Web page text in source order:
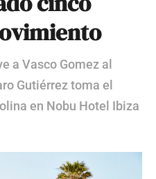
a Vasco Gomez al
Gutiérrez toma el
en Nobu Hotel Ibiza